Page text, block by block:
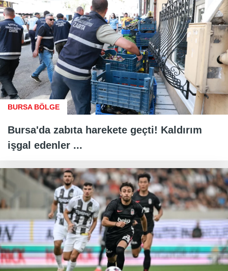
BURSA BÖLGE
Bursa'da zabıta harekete geçti! Kaldırım
işgal edenler ...